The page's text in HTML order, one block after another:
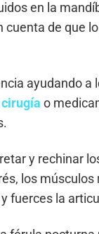
en la
de que
ayudando
o
y rechinar
los
fuerces la